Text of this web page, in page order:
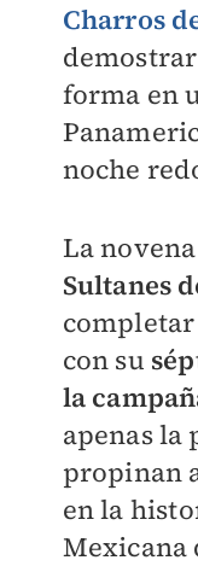
Charros
forma en
noche
La
Sultanes
con su s
la
apenas la
propinan
en la
Mexicana